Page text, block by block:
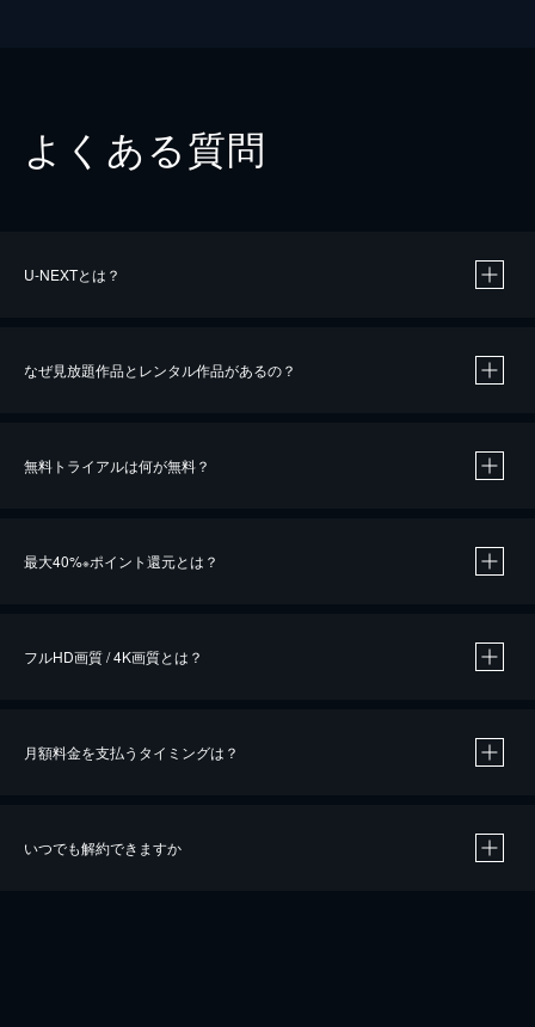
よくある質問
U-NEXTとは？
なぜ見放題作品とレンタル作品があるの？
無料トライアルは何が無料？
最大40%※ポイント還元とは？
※40％ポイント還元の対象は、クレジットカード決済による作品の購入 / レンタルです。
フルHD画質 / 4K画質とは？
月額料金を支払うタイミングは？
いつでも解約できますか